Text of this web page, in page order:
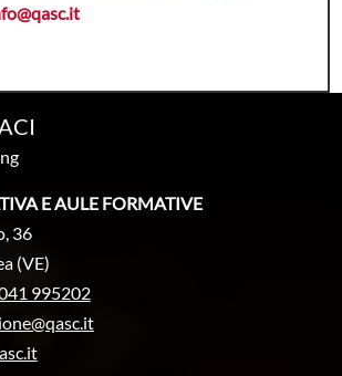
E AULE FORMATIVE
36
(VE)
995202